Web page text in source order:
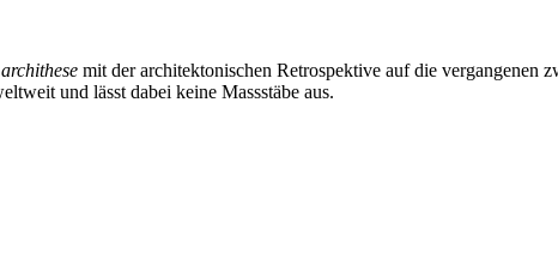
archithese mit der architektonischen Retrospektive auf die vergangenen
und lässt dabei keine Massstäbe aus.